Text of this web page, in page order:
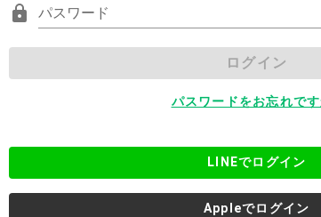
パスワード
ログイン
パスワードをお忘れで
LINEでログイン
Appleでログイン